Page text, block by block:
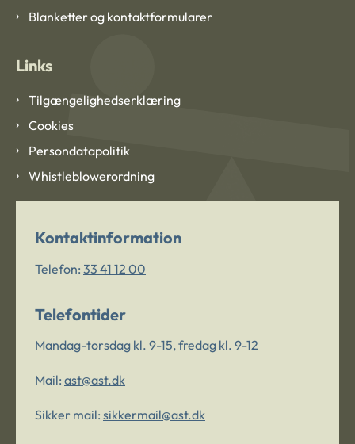
Blanketter og kontaktformularer
Links
Tilgængelighedserklæring
Cookies
Persondatapolitik
Whistleblowerordning
Kontaktinformation
Telefon: 33 41 12 00
Telefontider
Mandag-torsdag kl. 9-15, fredag kl. 9-12
Mail: ast@ast.dk
Sikker mail: sikkermail@ast.dk